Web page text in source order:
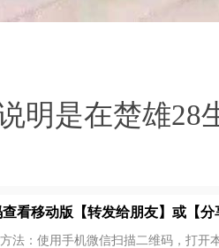
明是在楚雄28
看移动版【转发给朋友】或【分
法：使用手机微信扫描二维码，打开